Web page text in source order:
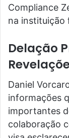
Compliance
na instituição
Delação
Daniel
informações
importantes
colaboração